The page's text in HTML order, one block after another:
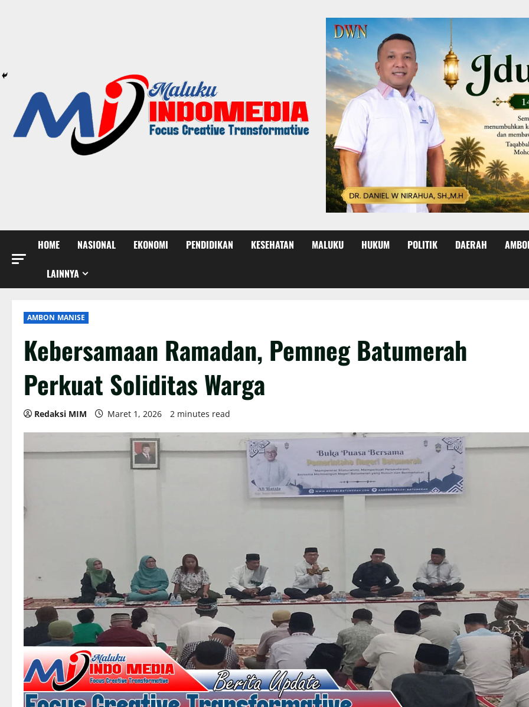
HOME NASIONAL EKONOMI PENDIDIKAN KESEHATAN MALUKU HUKUM POLITIK DAERAH
LAINNYA
AMBON MANISE
Kebersamaan Ramadan, Pemneg Batumerah
Perkuat Soliditas Warga
Redaksi MIM Maret 1, 2026 2 minutes read